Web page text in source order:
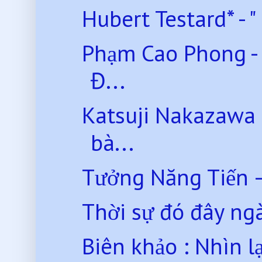
Hubert Testard* -
P hạm Cao
Đ...
Katsuji
bà...
Tưởng Năng Tiến
Thời sự đó đây
Biên khảo : Nhìn